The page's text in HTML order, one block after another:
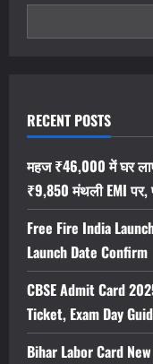
पुरुष
भर्ती
RECENT POSTS
महज ₹46,000 में घर
₹9,850 मंथली EMI पर,
Free Fire India
Launch Date Confirm
CBSE Admit Card
Ticket, Exam Day
Bihar Labor Card